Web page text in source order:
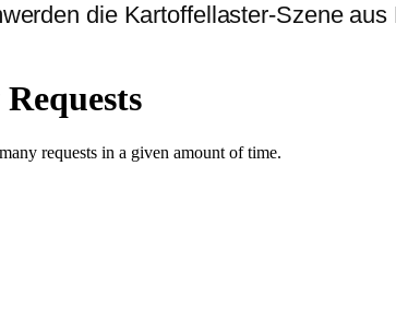
die Kartoffellaster-Szene aus